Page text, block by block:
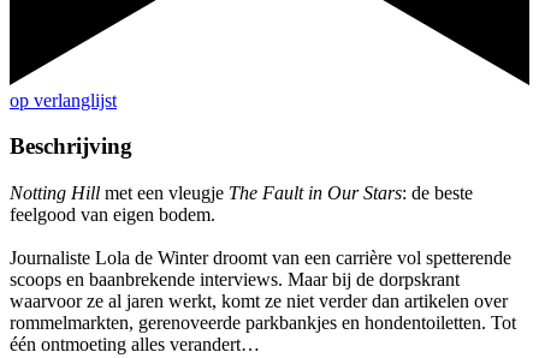
op verlanglijst
Beschrijving
Notting Hill met een vleugje The Fault in Our Stars: de beste
feelgood van eigen bodem.
Journaliste Lola de Winter droomt van een carrière vol spetterende
scoops en baanbrekende interviews. Maar bij de dorpskrant
waarvoor ze al jaren werkt, komt ze niet verder dan artikelen over
rommelmarkten, gerenoveerde parkbankjes en hondentoiletten. Tot
één ontmoeting alles verandert…